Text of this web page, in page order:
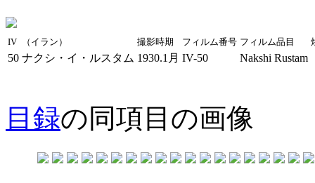
IV （イラン） 撮影時期 フィルム番号 フィルム品目
50 ナクシ・イ・ルスタム 1930.1月 IV-50 Nakshi Rustam
目録の同項目の画像